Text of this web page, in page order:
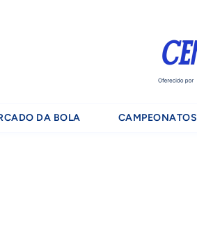
DA BOLA CAMPEONATOS